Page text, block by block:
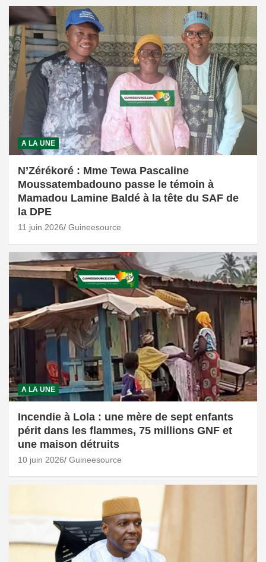
A LA UNE
N’Zérékoré : Mme Tewa Pascaline
Moussatembadouno passe le témoin à
Mamadou Lamine Baldé à la tête du SAF de
la DPE
11 juin 2026 Guineesource
A LA UNE
Incendie à Lola : une mère de sept enfants
périt dans les flammes, 75 millions GNF et
une maison détruits
10 juin 2026 Guineesource